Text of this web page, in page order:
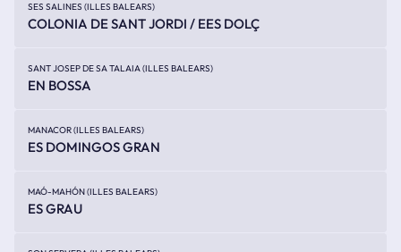
SES SALINES (ILLES BALEARS)
COLONIA DE SANT JORDI / EES DOLÇ
SANT JOSEP DE SA TALAIA (ILLES BALEARS)
EN BOSSA
MANACOR (ILLES BALEARS)
ES DOMINGOS GRAN
MAÓ-MAHÓN (ILLES BALEARS)
ES GRAU